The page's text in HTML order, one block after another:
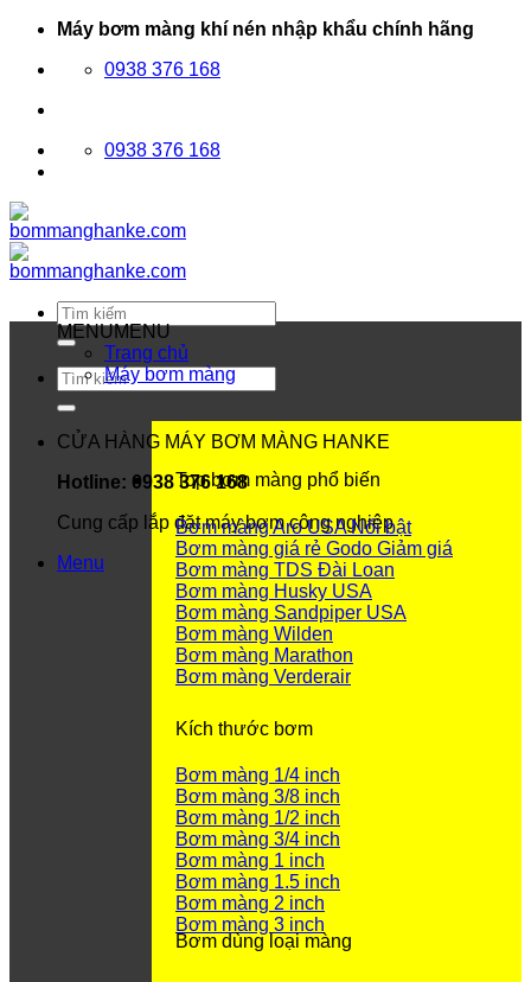
Máy bơm màng khí nén nhập khẩu chính hãng
0938 376 168
0938 376 168
Tìm
kiếm:
Tìm
kiếm:
CỬA HÀNG MÁY BƠM MÀNG HANKE
Hotline: 0938 376 168
Cung cấp lắp đặt máy bơm công nghiệp
Menu
MENUMENU
Trang chủ
Máy bơm màng
Top bơm màng phổ biến
Bơm màng Aro USA
Bơm màng giá rẻ Godo
Bơm màng TDS Đài Loan
Bơm màng Husky USA
Bơm màng Sandpiper USA
Bơm màng Wilden
Bơm màng Marathon
Bơm màng Verderair
Kích thước bơm
Bơm màng 1/4 inch
Bơm màng 3/8 inch
Bơm màng 1/2 inch
Bơm màng 3/4 inch
Bơm màng 1 inch
Bơm màng 1.5 inch
Bơm màng 2 inch
Bơm màng 3 inch
Bơm dùng loại màng